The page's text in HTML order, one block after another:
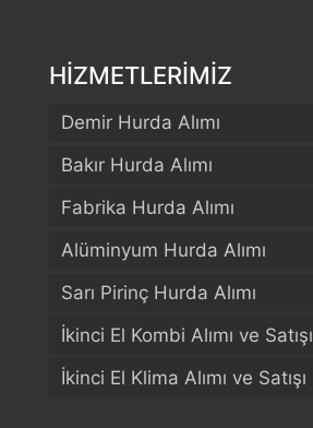
HİZMETLERİMİZ
Demir Hurda Alımı
Bakır Hurda Alımı
Fabrika Hurda Alımı
Alüminyum Hurda Alımı
Sarı Pirinç Hurda Alımı
İkinci El Kombi Alımı ve Satışı
İkinci El Klima Alımı ve Satışı